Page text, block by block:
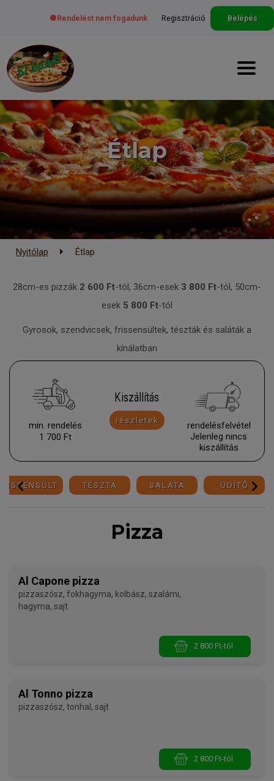
Rendelést nem fogadunk Regisztráció Belépés
Étlap
Nyitólap Étlap
28cm-es pizzák 2 600 Ft-tól, 36cm-esek 3 800 Ft-tól, 50cm-
esek 5 800 Ft-tól
Gyrosok, szendvicsek, frissensültek, tészták és saláták a
kínálatban
min. rendelés
1 700 Ft
Kiszállítás
részletek
rendelésfelvétel
Jelenleg nincs
kiszállí­tás
TÉSZTA SALÁTA ÜDÍTŐ
Pizza
Al Capone pizza
pizzaszósz, fokhagyma, kolbász, szalámi,
hagyma, sajt
2 800 Ft-tól
Al Tonno pizza
pizzaszósz, tonhal, sajt
2 800 Ft-tól